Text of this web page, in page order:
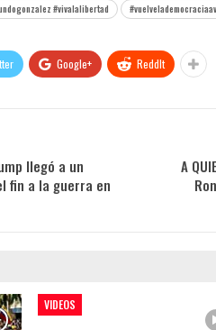
#vivalalibertad
Google+ ReddIt
llegó a un
fin a la guerra en
A
VIDEOS